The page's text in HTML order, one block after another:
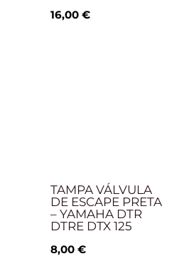
16,00 €
TAMPA VÁLVULA
DE ESCAPE PRETA
– YAMAHA DTR
DTRE DTX 125
8,00 €